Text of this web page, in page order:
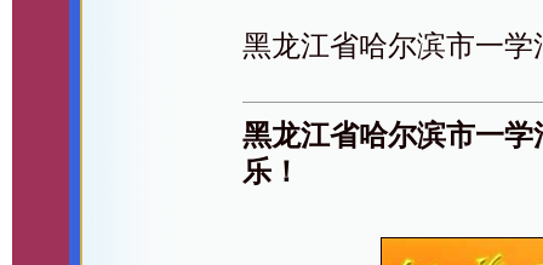
黑龙江省哈尔滨市一
黑龙江省哈尔滨市一
乐！